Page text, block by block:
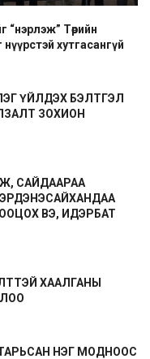
“нэрлэж” Төрийн
хутгасангүй
ҮЙЛДЭХ БЭЛТГЭЛ
ЗОХИОН
САЙДААРАА
ВЭ, ИДЭРБАТ
ХААЛГАНЫ
НЭГ МОДНООС